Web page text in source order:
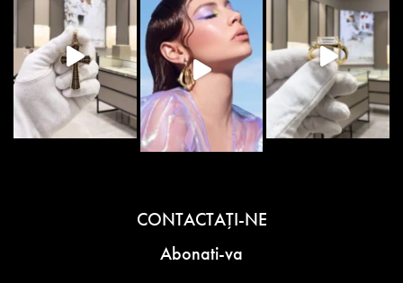
CONTACTAŢI-NE
Abonati-va